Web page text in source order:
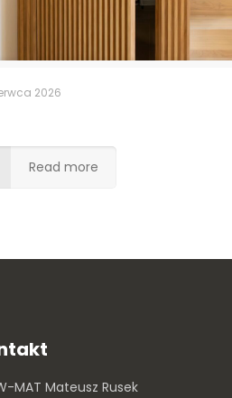
2026
Read more
MAT Mateusz Rusek